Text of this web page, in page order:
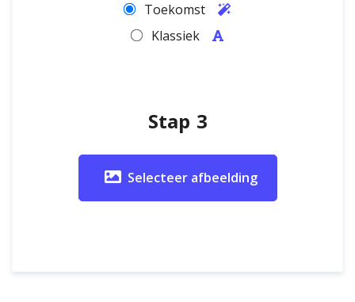
Toekomst
Klassiek
Stap 3
Selecteer afbeelding